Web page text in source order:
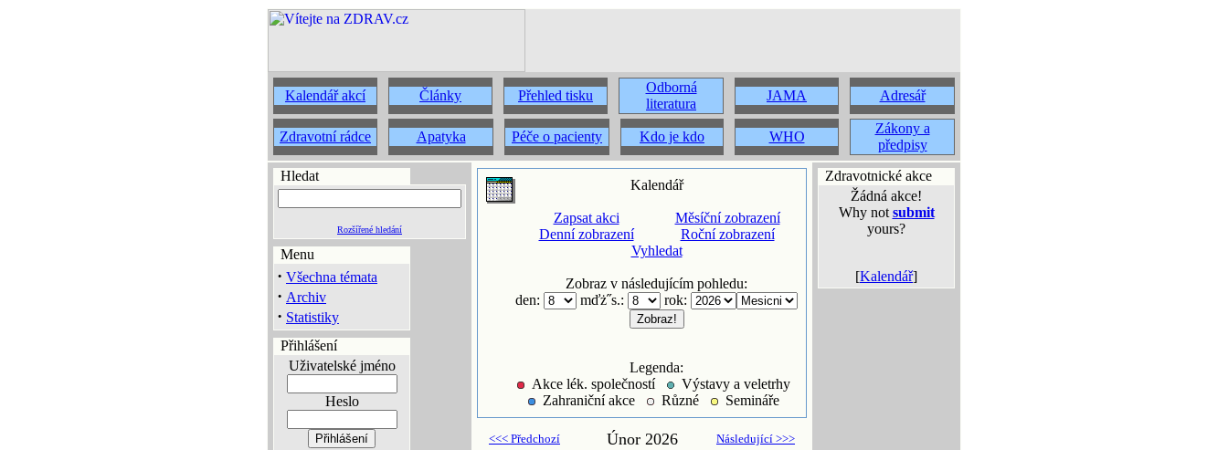
Kalendář akcí Články Přehled tisku
Odborná
literatura
JAMA Adresář
Zdravotní rádce Apatyka Péče o pacienty Kdo je kdo WHO
Zákony a
předpisy
Hledat
Rozšířené hledání
Menu
· Všechna témata
· Archiv
· Statistiky
Přihlášení
Uživatelské jméno
Heslo
Kalendář
Zapsat akci
Denní zobrazení
Měsíční zobrazení
Roční zobrazení
Vyhledat
Zobraz v následujícím pohledu:
den:
mďż˝s.: rok:
Legenda:
Akce lék. společností
Výstavy a veletrhy
Zahraniční akce
Různé Semináře
<<< Předchozí Únor 2026 Následující >>>
Zdravotnické akce
Žádná akce!
Why not submit
yours?
[Kalendář]